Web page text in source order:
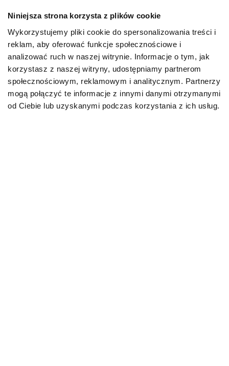
Niniejsza strona korzysta z plików cookie
Wykorzystujemy pliki cookie do spersonalizowania treści i
reklam, aby oferować funkcje społecznościowe i
analizować ruch w naszej witrynie. Informacje o tym, jak
korzystasz z naszej witryny, udostępniamy partnerom
społecznościowym, reklamowym i analitycznym. Partnerzy
mogą połączyć te informacje z innymi danymi otrzymanymi
od Ciebie lub uzyskanymi podczas korzystania z ich usług.
O!MEGA porady dla Ciebie
PRZECZYTAJ WIĘCEJ